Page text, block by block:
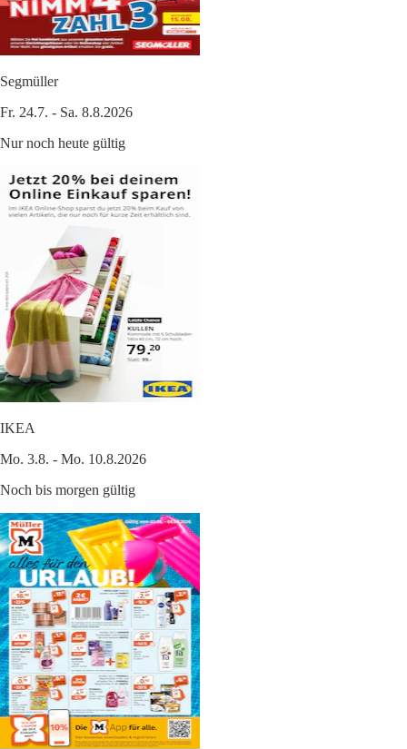
Segmüller
Fr. 24.7. - Sa. 8.8.2026
Nur noch heute gültig
IKEA
Mo. 3.8. - Mo. 10.8.2026
Noch bis morgen gültig